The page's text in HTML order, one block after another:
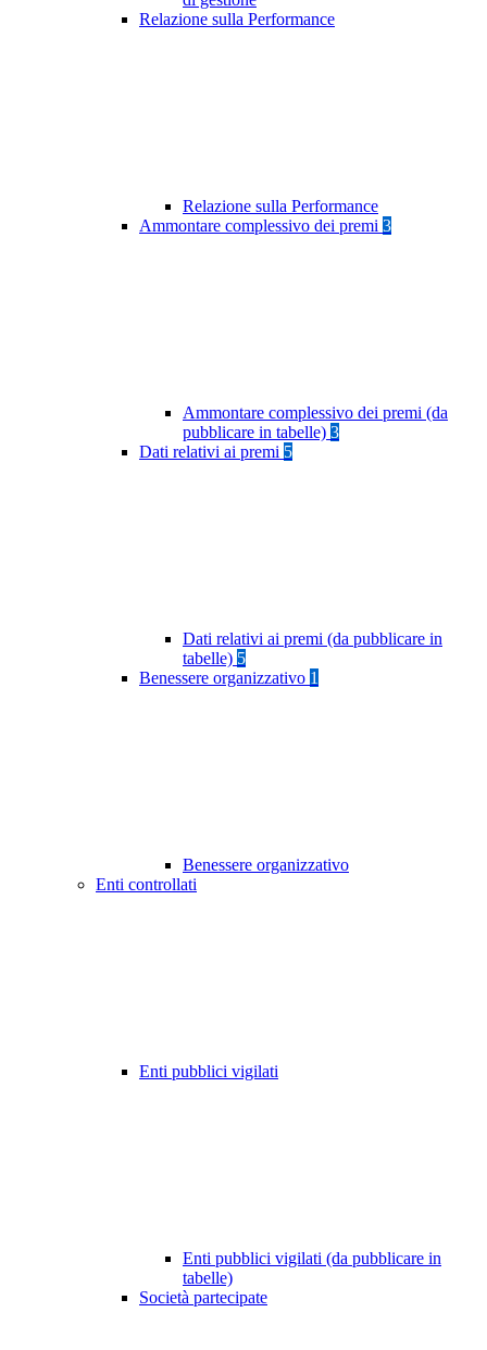
Relazione sulla Performance
Relazione sulla Performance
Ammontare complessivo dei premi 3
Ammontare complessivo dei premi (da
pubblicare in tabelle) 3
Dati relativi ai premi 5
Dati relativi ai premi (da pubblicare in
tabelle) 5
Benessere organizzativo 1
Benessere organizzativo
Enti controllati
Enti pubblici vigilati
Enti pubblici vigilati (da pubblicare in
tabelle)
Società partecipate